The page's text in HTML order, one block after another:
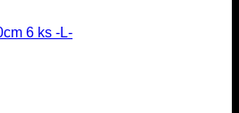
6 ks -L-